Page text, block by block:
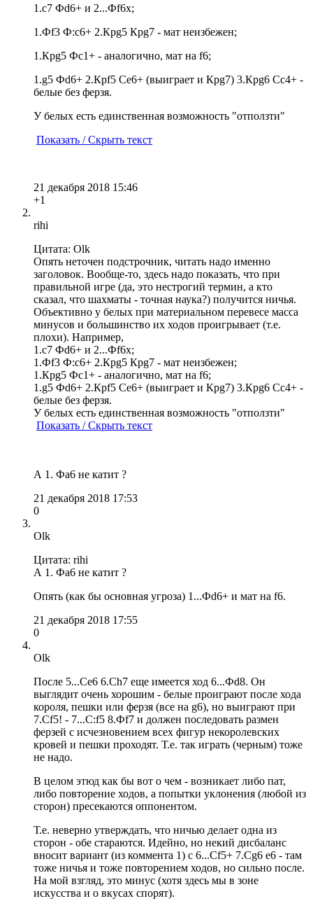
1.с7 Фd6+ и 2...Фf6x;
1.Фf3 Ф:c6+ 2.Крg5 Крg7 - мат неизбежен;
1.Крg5 Фс1+ - аналогично, мат на f6;
1.g5 Фd6+ 2.Крf5 Ce6+ (выиграет и Крg7) 3.Крg6 Cc4+ -
белые без ферзя.
У белых есть единственная возможность "отползти"
Показать / Скрыть текст
21 декабря 2018 15:46
+1
rihi
Цитата: Olk
Опять неточен подстрочник, читать надо именно
заголовок. Вообще-то, здесь надо показать, что при
правильной игре (да, это нестрогий термин, а кто
сказал, что шахматы - точная наука?) получится ничья.
Объективно у белых при материальном перевесе масса
минусов и большинство их ходов проигрывает (т.е.
плохи). Например,
1.с7 Фd6+ и 2...Фf6x;
1.Фf3 Ф:c6+ 2.Крg5 Крg7 - мат неизбежен;
1.Крg5 Фс1+ - аналогично, мат на f6;
1.g5 Фd6+ 2.Крf5 Ce6+ (выиграет и Крg7) 3.Крg6 Cc4+ -
белые без ферзя.
У белых есть единственная возможность "отползти"
Показать / Скрыть текст
А 1. Фа6 не катит ?
21 декабря 2018 17:53
0
Olk
Цитата: rihi
А 1. Фа6 не катит ?
Опять (как бы основная угроза) 1...Фd6+ и мат на f6.
21 декабря 2018 17:55
0
Olk
После 5...Сe6 6.Ch7 еще имеется ход 6...Фd8. Он
выглядит очень хорошим - белые проиграют после хода
короля, пешки или ферзя (все на g6), но выиграют при
7.Сf5! - 7...C:f5 8.Фf7 и должен последовать размен
ферзей с исчезновением всех фигур некоролевских
кровей и пешки проходят. Т.е. так играть (черным) тоже
не надо.
В целом этюд как бы вот о чем - возникает либо пат,
либо повторение ходов, а попытки уклонения (любой из
сторон) пресекаются оппонентом.
Т.е. неверно утверждать, что ничью делает одна из
сторон - обе стараются. Идейно, но некий дисбаланс
вносит вариант (из коммента 1) с 6...Сf5+ 7.Сg6 e6 - там
тоже ничья и тоже повторением ходов, но сильно после.
На мой взгляд, это минус (хотя здесь мы в зоне
искусства и о вкусах спорят).